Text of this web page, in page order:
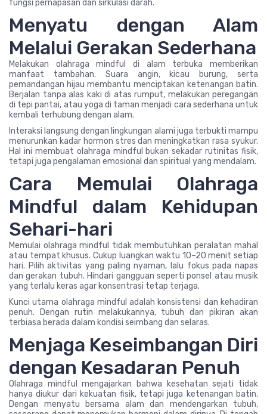
fungsi pernapasan dan sirkulasi darah.
Menyatu dengan Alam
Melalui Gerakan Sederhana
Melakukan olahraga mindful di alam terbuka memberikan
manfaat tambahan. Suara angin, kicau burung, serta
pemandangan hijau membantu menciptakan ketenangan batin.
Berjalan tanpa alas kaki di atas rumput, melakukan peregangan
di tepi pantai, atau yoga di taman menjadi cara sederhana untuk
kembali terhubung dengan alam.
Interaksi langsung dengan lingkungan alami juga terbukti mampu
menurunkan kadar hormon stres dan meningkatkan rasa syukur.
Hal ini membuat olahraga mindful bukan sekadar rutinitas fisik,
tetapi juga pengalaman emosional dan spiritual yang mendalam.
Cara Memulai Olahraga
Mindful dalam Kehidupan
Sehari-hari
Memulai olahraga mindful tidak membutuhkan peralatan mahal
atau tempat khusus. Cukup luangkan waktu 10–20 menit setiap
hari. Pilih aktivitas yang paling nyaman, lalu fokus pada napas
dan gerakan tubuh. Hindari gangguan seperti ponsel atau musik
yang terlalu keras agar konsentrasi tetap terjaga.
Kunci utama olahraga mindful adalah konsistensi dan kehadiran
penuh. Dengan rutin melakukannya, tubuh dan pikiran akan
terbiasa berada dalam kondisi seimbang dan selaras.
Menjaga Keseimbangan Diri
dengan Kesadaran Penuh
Olahraga mindful mengajarkan bahwa kesehatan sejati tidak
hanya diukur dari kekuatan fisik, tetapi juga ketenangan batin.
Dengan menyatu bersama alam dan mendengarkan tubuh,